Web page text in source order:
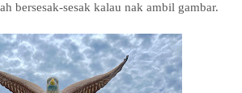
bersesak-sesak kalau nak ambil gambar.